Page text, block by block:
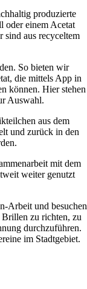
produzierte
oder einem Acetat
sind aus recyceltem
So bieten wir
die mittels App in
können. Hier stehen
Auswahl.
aus dem
und zurück in den
mit dem
weiter genutzt
Arbeit und besuchen
Brillen zu richten, zu
durchzuführen.
im Stadtgebiet.